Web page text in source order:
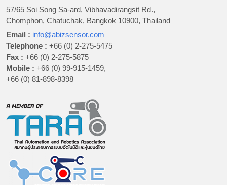
57/65 Soi Song Sa-ard, Vibhavadirangsit Rd.,
Chomphon, Chatuchak, Bangkok 10900, Thailand
Email : info@abizsensor.com
Telephone : +66 (0) 2-275-5475
Fax : +66 (0) 2-275-5875
Mobile : +66 (0) 99-915-1459,
+66 (0) 81-898-8398